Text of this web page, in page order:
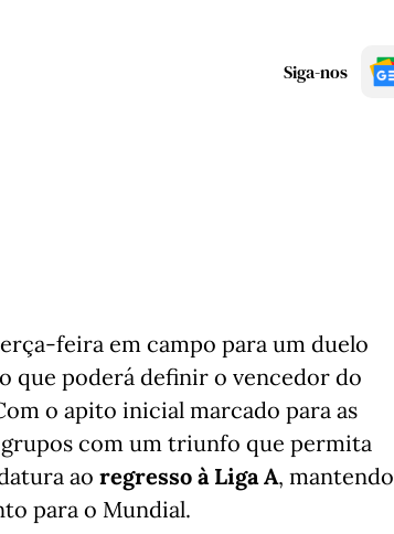
Siga-nos
feira em campo para um duelo
que poderá definir o vencedor do
o apito inicial marcado para as
com um triunfo que permita
ao regresso à Liga A, mantendo
para o Mundial.